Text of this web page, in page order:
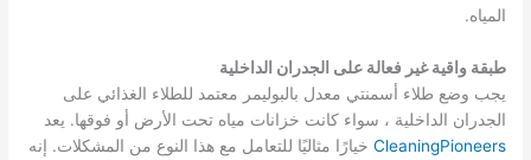
المياه.
طبقة واقية غير فعالة على الجدران الداخلية
يجب وضع طلاء أسمنتي معدل بالبوليمر معتمد للطلاء الغذائي على
الجدران الداخلية ، سواء كانت خزانات مياه تحت الأرض أو فوقها. يعد
CleaningPioneers خيارًا مثاليًا للتعامل مع هذا النوع من المشكلات. إنه